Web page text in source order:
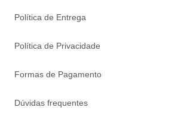
Política de Entrega
Política de Privacidade
Formas de Pagamento
Dúvidas frequentes